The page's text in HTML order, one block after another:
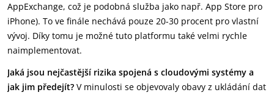
AppExchange, což je podobná služba jako např. App Store pro
iPhone). To ve finále nechává pouze 20-30 procent pro vlastní
vývoj. Díky tomu je možné tuto platformu také velmi rychle
naimplementovat.
Jaká jsou nejčastější rizika spojená s cloudovými systémy a
jak jim předejít? V minulosti se objevovaly obavy z ukládání dat